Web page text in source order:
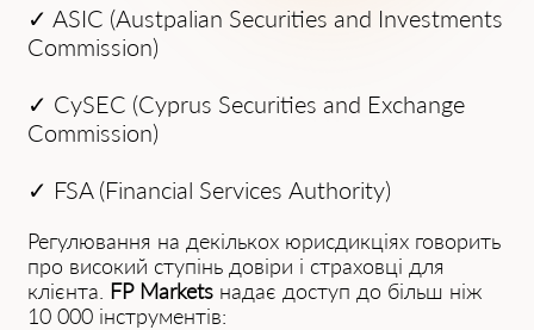
✓ ASIC (Austраliаn Securities аnd Investments
Commission)
✓ CySEC (Cyprus Securities аnd Exchange
Commission)
✓ FSA (Finаnciаl Services Аuthority)
Регулювання на декількох юрисдикціях говорить
про високий ступінь довіри і страховці для
клієнта. FP Mаrkets надає доступ до більш ніж
10 000 інструментів: